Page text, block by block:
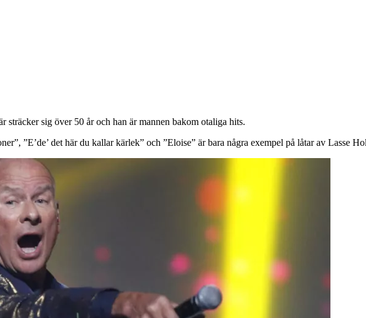
sträcker sig över 50 år och han är mannen bakom otaliga hits.
”E’de’ det här du kallar kärlek” och ”Eloise” är bara några exempel på låtar av Lasse